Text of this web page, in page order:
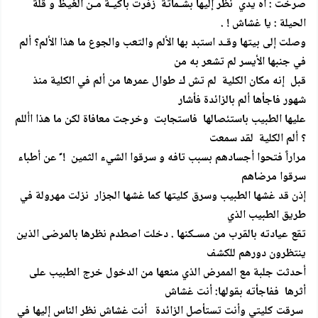
صرخت : آه يدي نظر إليها بشـماتة زفرت باكيـة مـن الغيظ و قلة
الحيلة : يا غشاش ! .
وصلت إلى بيتها وقـد استبد بها الألم والتعب والجوع ما هذا الألم؟ ألم
في جنبها الأيسر لم تشعر به من
قبل إنه مكان الكلية لم تش ك طوال عمرها من ألم في الكلية منذ
شهور فاجأها ألم بالزائدة فأشار
عليها الطبيب باستئصالها فاستجابت وخرجت معافاة لكن ما هذا األلم
؟ ألم الكلية لقد سمعت
مراراً فتحوا أجسادهم بسبب تافه و سرقوا الشيء الثمين ! ً عن أطباء
سرقوا مرضاهم
إذن قد غشها الطبيب وسرق كليتها كما غشها الجزار نزلت مهرولة في
طريق الطبيب الذي
تقع عيادته بالقرب من مسـكنها . دخلت اصطدم نظرها بالمرضى الذين
ينتظرون دورهم للكشف
أحدثت جلبة مع الممرض الذي منعها من الدخول خرج الطبيب على
أثرها ففاجأته بقولها: أنت غشاش
سرقت كليتي وأنت تستأصل الزائدة أنت غشاش نظر الناس إليها في